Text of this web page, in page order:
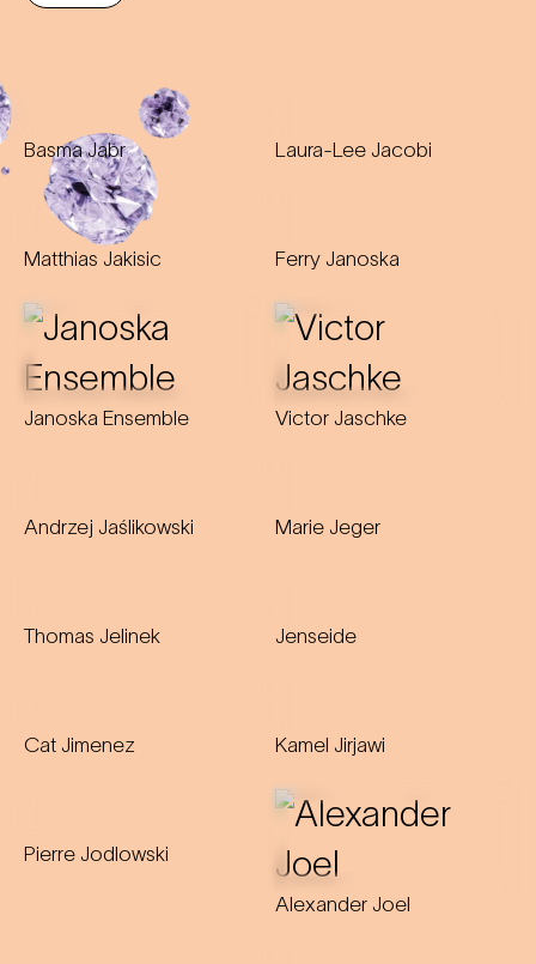
Basma Jabr Laura-Lee Jacobi
Matthias Jakisic Ferry Janoska
Janoska Ensemble Victor Jaschke
Andrzej Jaślikowski Marie Jeger
Thomas Jelinek Jenseide
Cat Jimenez Kamel Jirjawi
Pierre Jodlowski
Alexander Joel